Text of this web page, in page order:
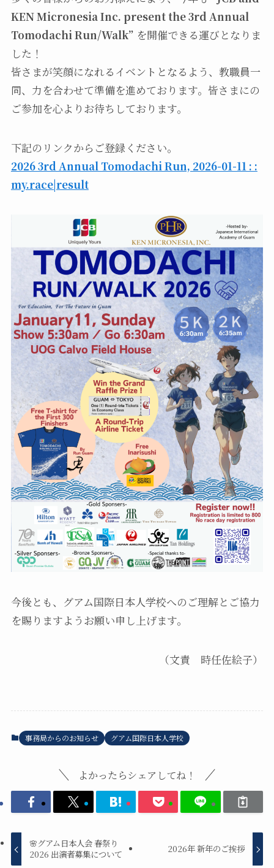
KEN Micronesia Inc. present the 3rd Annual
Tomodachi Run/Walk” を開催できる運びとなりま
した！
皆さまが笑顔になれるイベントとなるよう、教職員一
同、力を合わせて準備を進めております。皆さまにの
ご参加を心よりお待ちしております。
下記のリンクからご登録ください。
2026 3rd Annual Tomodachi Run, 2026-01-11 : :
my.race|result
今後とも、グアム国際日本人学校へのご理解とご協力
を賜りますようお願い申し上げます。
（文責 時任佐絵子）
事務局からのお知らせ グアム国際日本人学校
よかったらシェアしてね！
🌸グアム日本人会 春祭り
2026 出演者募集について
2026年 新年のご挨拶